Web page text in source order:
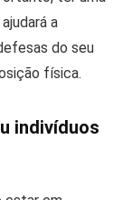
a
do seu
física.
indivíduos